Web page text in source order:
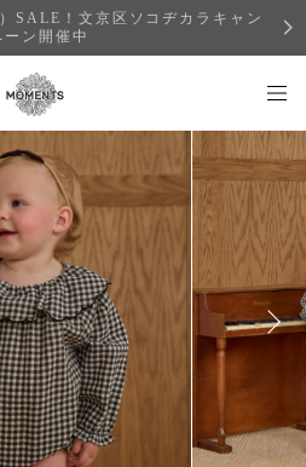
SALE！文京区ソコヂカラキャン
ーン開催中